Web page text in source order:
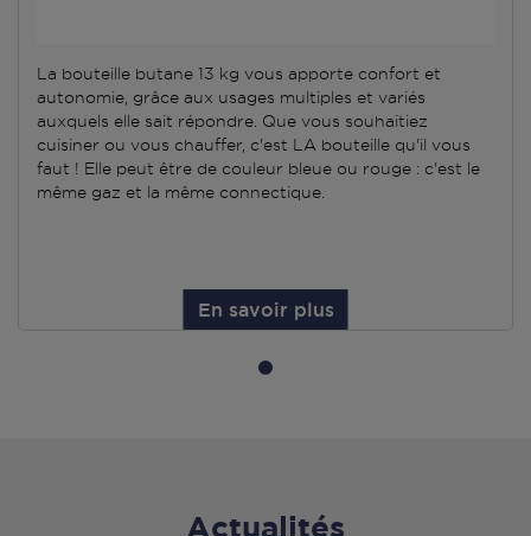
La bouteille butane 13 kg vous apporte confort et
autonomie, grâce aux usages multiples et variés
auxquels elle sait répondre. Que vous souhaitiez
cuisiner ou vous chauffer, c'est LA bouteille qu'il vous
faut ! Elle peut être de couleur bleue ou rouge : c'est le
même gaz et la même connectique.
En savoir plus
Actualités